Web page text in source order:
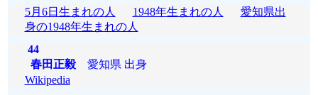
5月6日生まれの人
1948年生まれの人
愛知県出
身の1948年生まれの人
44
春田正毅愛知県 出身
Wikipedia